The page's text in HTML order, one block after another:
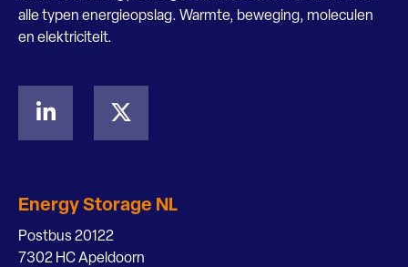
alle typen energieopslag. Warmte, beweging, moleculen
en elektriciteit.
Energy Storage NL
Postbus 20122
7302 HC Apeldoorn